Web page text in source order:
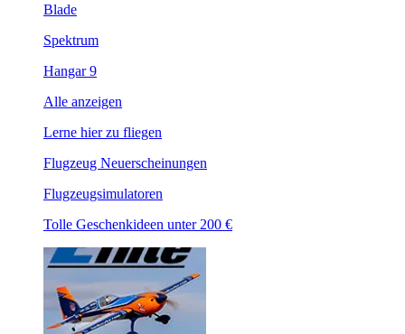
Blade
Spektrum
Hangar 9
Alle anzeigen
Lerne hier zu fliegen
Flugzeug Neuerscheinungen
Flugzeugsimulatoren
Tolle Geschenkideen unter 200 €